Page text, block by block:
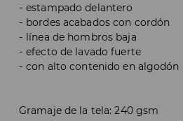
estampado delantero
bordes acabados con cordón
línea de hombros baja
efecto de lavado fuerte
con alto contenido en algodón
Gramaje de la tela: 240 gsm